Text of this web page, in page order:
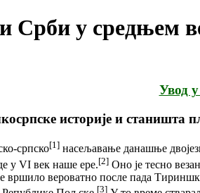
Срби у средњем
Увод
историје и станишта
српско[1] насељавање данашње
у VI век наше ере.[2] Оно је тесно
вршило вероватно после пада
[3]